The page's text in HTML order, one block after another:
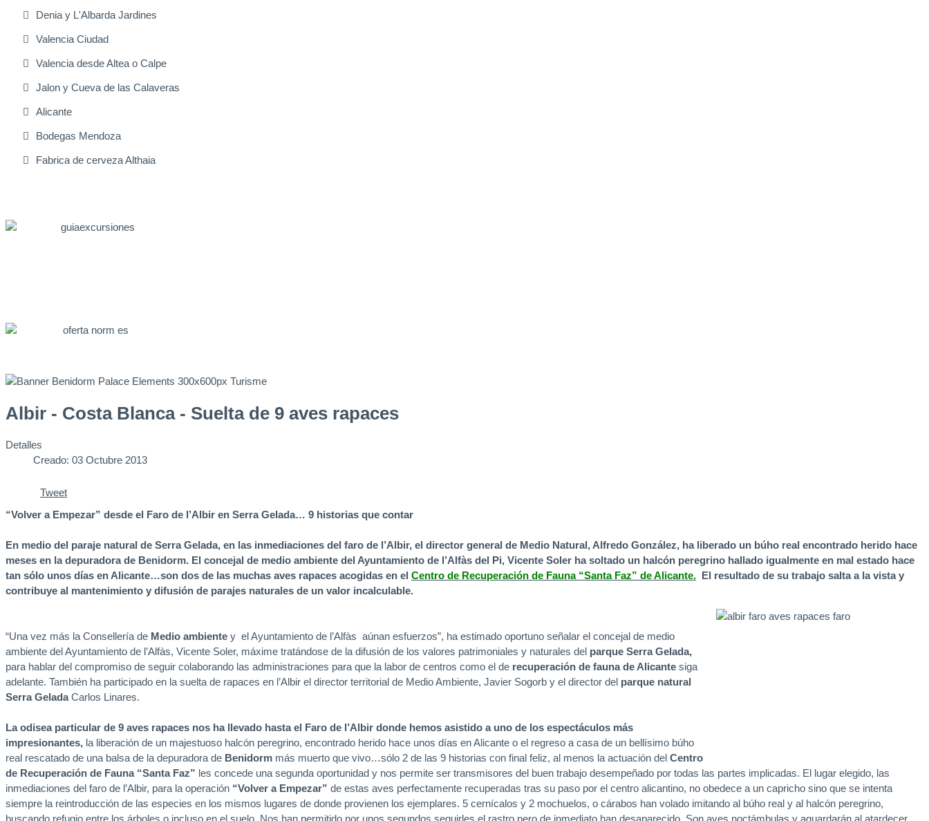
Denia y L'Albarda Jardines
Valencia Ciudad
Valencia desde Altea o Calpe
Jalon y Cueva de las Calaveras
Alicante
Bodegas Mendoza
Fabrica de cerveza Althaia
Albir - Costa Blanca - Suelta de 9 aves rapaces
Detalles
Creado: 03 Octubre 2013
Tweet
“Volver a Empezar” desde el Faro de l’Albir en Serra Gelada… 9 historias que contar
En medio del paraje natural de Serra Gelada, en las inmediaciones del faro de l’Albir, el director general de Medio Natural, Alfredo González, ha liberado un búho real encontrado herido hace
meses en la depuradora de Benidorm. El concejal de medio ambiente del Ayuntamiento de l’Alfàs del Pi, Vicente Soler ha soltado un halcón peregrino hallado igualmente en mal estado hace
tan sólo unos días en Alicante…son dos de las muchas aves rapaces acogidas en el Centro de Recuperación de Fauna “Santa Faz” de Alicante. El resultado de su trabajo salta a la vista y
contribuye al mantenimiento y difusión de parajes naturales de un valor incalculable.
“Una vez más la Consellería de Medio ambiente y el Ayuntamiento de l’Alfàs aúnan esfuerzos”, ha estimado oportuno señalar el concejal de medio
ambiente del Ayuntamiento de l’Alfàs, Vicente Soler, máxime tratándose de la difusión de los valores patrimoniales y naturales del parque Serra Gelada,
para hablar del compromiso de seguir colaborando las administraciones para que la labor de centros como el de recuperación de fauna de Alicante siga
adelante. También ha participado en la suelta de rapaces en l’Albir el director territorial de Medio Ambiente, Javier Sogorb y el director del parque natural
Serra GeladaCarlos Linares.
La odisea particular de 9 aves rapaces nos ha llevado hasta el Faro de l’Albir donde hemos asistido a uno de los espectáculos más
impresionantes, la liberación de un majestuoso halcón peregrino, encontrado herido hace unos días en Alicante o el regreso a casa de un bellísimo búho
real rescatado de una balsa de la depuradora de Benidorm más muerto que vivo…sólo 2 de las 9 historias con final feliz, al menos la actuación del Centro
de Recuperación de Fauna “Santa Faz” les concede una segunda oportunidad y nos permite ser transmisores del buen trabajo desempeñado por todas las partes implicadas. El lugar elegido, las
inmediaciones del faro de l’Albir, para la operación “Volver a Empezar” de estas aves perfectamente recuperadas tras su paso por el centro alicantino, no obedece a un capricho sino que se intenta
siempre la reintroducción de las especies en los mismos lugares de donde provienen los ejemplares. 5 cernícalos y 2 mochuelos, o cárabos han volado imitando al búho real y al halcón peregrino,
buscando refugio entre los árboles o incluso en el suelo. Nos han permitido por unos segundos seguirles el rastro pero de inmediato han desaparecido. Son aves noctámbulas y aguardarán al atardecer